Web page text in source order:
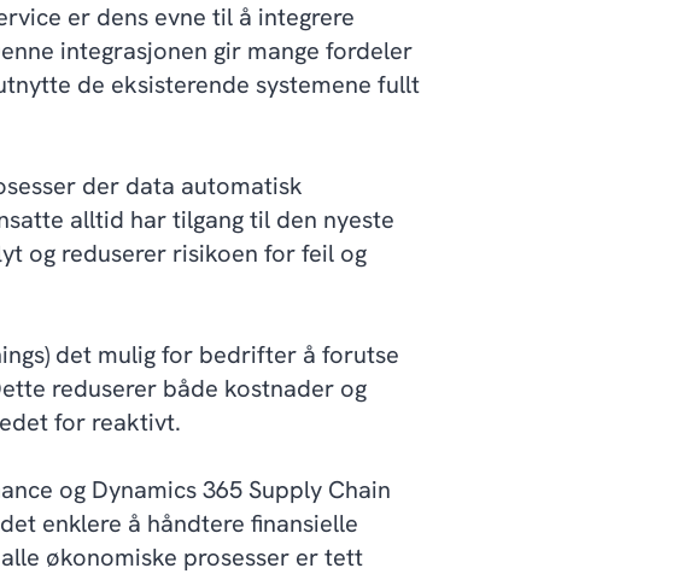
er dens evne til å integrere
integrasjonen gir mange fordeler
de eksisterende systemene fullt
der data automatisk
alltid har tilgang til den nyeste
og reduserer risikoen for feil og
det mulig for bedrifter å forutse
reduserer både kostnader og
for reaktivt.
og Dynamics 365 Supply Chain
enklere å håndtere finansielle
økonomiske prosesser er tett